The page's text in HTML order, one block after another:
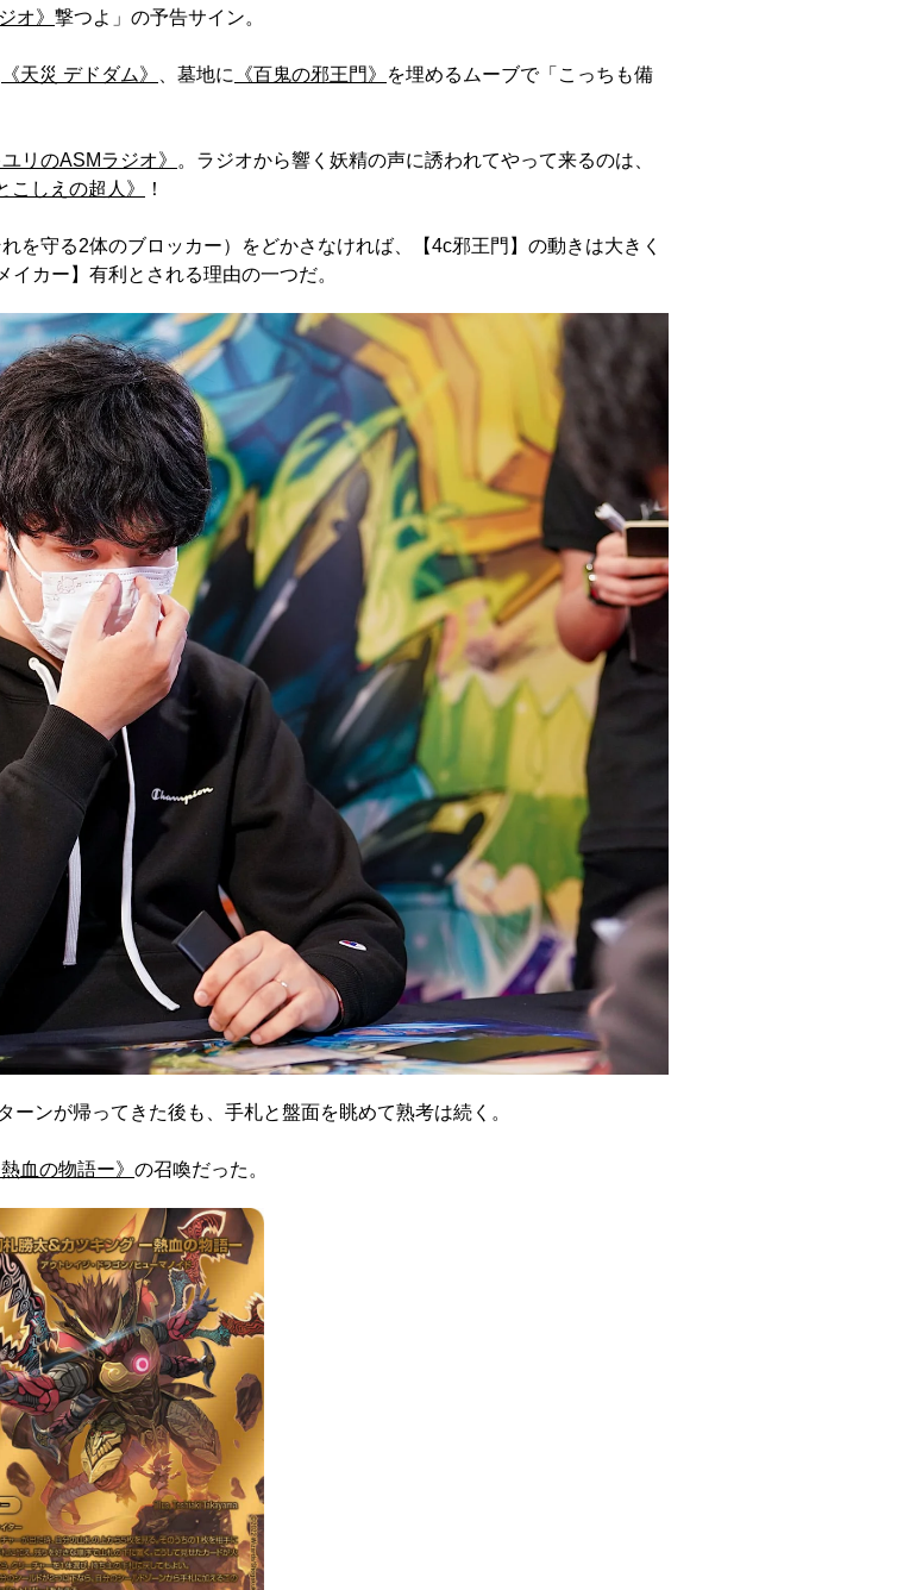
オ》 撃つよ」の予告サイン。
《天災 デドダム》 、墓地に 《百鬼の邪王門》
を埋めるムーブで「こっちも備
ユリのASMラジオ》
。ラジオから響く妖精の声に誘われてやって来るのは、
こしえの超人》 ！
を守る2体のブロッカー）をどかさなければ、【4c邪王門】の動きは大きく
カー】有利とされる理由の一つだ。
ンが帰ってきた後も、手札と盤面を眺めて熟考は続く。
血の物語ー》 の召喚だった。